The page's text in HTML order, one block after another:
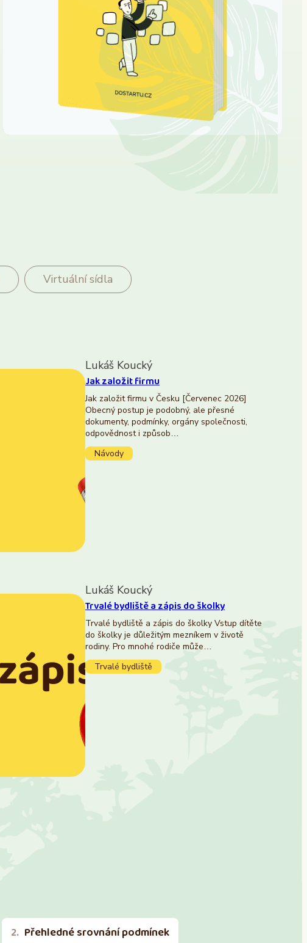
Virtuální sídla
Lukáš Koucký
Jak založit firmu
Jak založit firmu v Česku [Červenec 2026]
Obecný postup je podobný, ale přesné
dokumenty, podmínky, orgány společnosti,
odpovědnost i způsob…
Návody
Lukáš Koucký
Trvalé bydliště a zápis do školky
Trvalé bydliště a zápis do školky Vstup dítěte
do školky je důležitým mezníkem v životě
rodiny. Pro mnohé rodiče může…
Trvalé bydliště
Přehledné srovnání podmínek